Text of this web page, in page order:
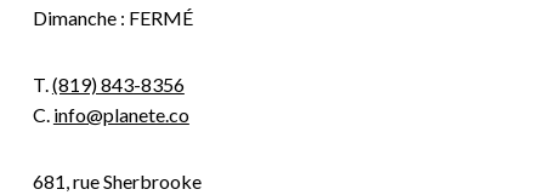
Dimanche : FERMÉ
T.(819) 843-8356
C. info@planete.co
681, rue Sherbrooke